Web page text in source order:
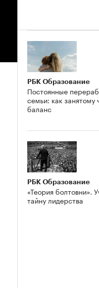
РБК Образование
Постоянные
семьи: как занятому
баланс
РБК Образование
«Теория болтовни».
тайну лидерства